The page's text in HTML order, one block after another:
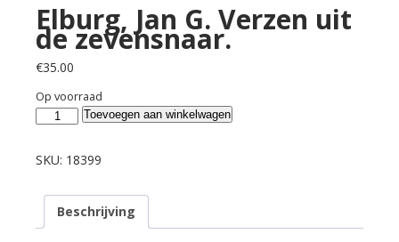
Elburg, Jan G. Verzen uit
de zevensnaar.
€35.00
Op voorraad
Elburg,
G.
uit
zevensnaar.
Toevoegen aan winkelwagen
SKU: 18399
Beschrijving